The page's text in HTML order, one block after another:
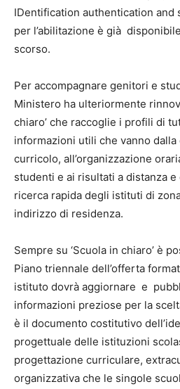
IDentification authentication and
per l’abilitazione è già
scorso.
Per accompagnare genitori e
Ministero ha ulteriormente
chiaro’ che raccoglie i profili di
informazioni utili che vanno
curricolo, all’organizzazione
studenti e ai risultati a distanza
ricerca rapida degli istituti di
indirizzo di residenza.
Sempre su ‘Scuola in chiaro’ è
Piano triennale dell’offerta
istituto dovrà aggiornare e
informazioni preziose per la
è il documento costitutivo
progettuale delle istituzioni
progettazione curriculare,
organizzativa che le singole